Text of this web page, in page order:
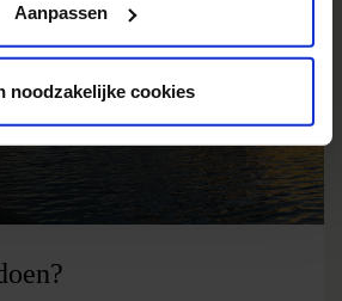
Aanpassen
noodzakelijke cookies